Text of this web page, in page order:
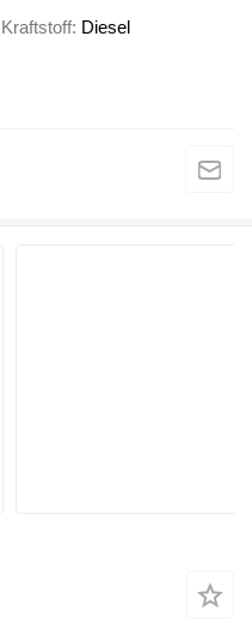
Kraftstoff Diesel